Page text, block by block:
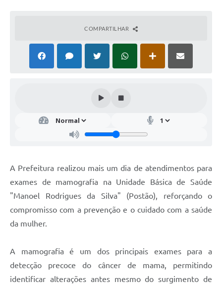
COMPARTILHAR
A Prefeitura realizou mais um dia de atendimentos para
exames de mamografia na Unidade Básica de Saúde
"Manoel Rodrigues da Silva" (Postão), reforçando o
compromisso com a prevenção e o cuidado com a saúde
da mulher.
A mamografia é um dos principais exames para a
detecção precoce do câncer de mama, permitindo
identificar alterações antes mesmo do surgimento de